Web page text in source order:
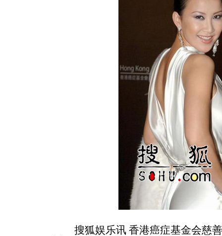
搜狐娱乐讯 香港癌症基金会慈善